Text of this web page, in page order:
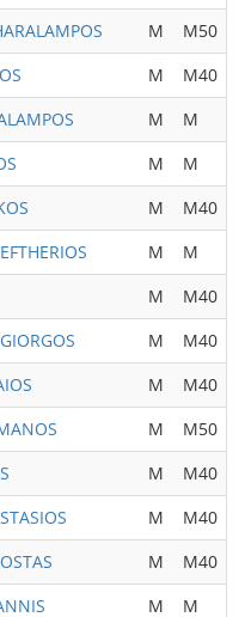
M
M50
M
M40
M
M
M
M
M
M40
M
M
M
M40
GIORGOS M
M40
M
M40
M
M50
M
M40
M
M40
M
M40
M M